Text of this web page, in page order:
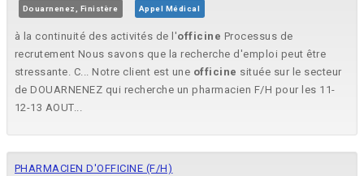
Douarnenez, Finistère Appel Médical
à la continuité des activités de l'officine Processus de
recrutement Nous savons que la recherche d'emploi peut être
stressante. C... Notre client est une officine située sur le secteur
de DOUARNENEZ qui recherche un pharmacien F/H pour les 11-
12-13 AOUT...
PHARMACIEN D'OFFICINE (F/H)